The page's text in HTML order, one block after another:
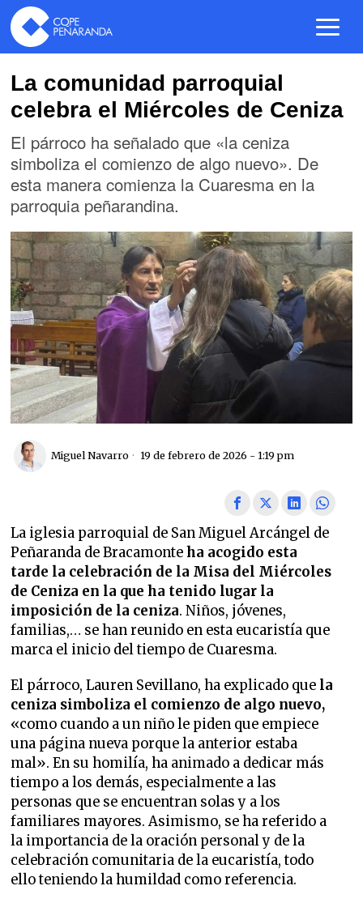
La comunidad parroquial
celebra el Miércoles de Ceniza
El párroco ha señalado que «la ceniza
simboliza el comienzo de algo nuevo». De
esta manera comienza la Cuaresma en la
parroquia peñarandina.
Miguel Navarro 19 de febrero de 2026 - 1:19 pm
La iglesia parroquial de San Miguel Arcángel de
Peñaranda de Bracamonteha acogido esta
tarde la celebración de la Misa del Miércoles
de Ceniza en la que ha tenido lugar la
imposición de la ceniza. Niños, jóvenes,
familias,… se han reunido en esta eucaristía que
marca el inicio del tiempo de Cuaresma.
El párroco, Lauren Sevillano, ha explicado que la
ceniza simboliza el comienzo de algo nuevo,
«como cuando a un niño le piden que empiece
una página nueva porque la anterior estaba
mal». En su homilía, ha animado a dedicar más
tiempo a los demás, especialmente a las
personas que se encuentran solas y a los
familiares mayores. Asimismo, se ha referido a
la importancia de la oración personal y de la
celebración comunitaria de la eucaristía, todo
ello teniendo la humildad como referencia.